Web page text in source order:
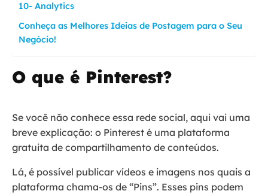
10- Analytics
Conheça as Melhores Ideias de Postagem para o Seu
Negócio!
O que é Pinterest?
Se você não conhece essa rede social, aqui vai uma
breve explicação: o Pinterest é uma plataforma
gratuita de compartilhamento de conteúdos.
Lá, é possível publicar vídeos e imagens nos quais a
plataforma chama-os de “Pins”. Esses pins podem